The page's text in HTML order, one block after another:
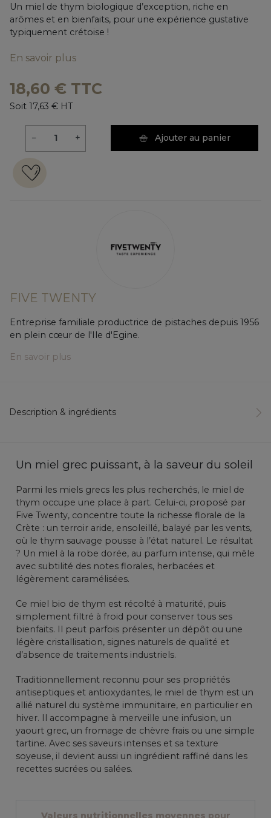
Un miel de thym biologique d’exception, riche en
arômes et en bienfaits, pour une expérience gustative
typiquement crétoise !
En savoir plus
18,60 € TTC
Soit 17,63 € HT
− + Ajouter au panier
FIVE TWENTY
Entreprise familiale productrice de pistaches depuis 1956
en plein cœur de l'Ile d'Egine.
En savoir plus
Description & ingrédients
Un miel grec puissant, à la saveur du soleil
Parmi les miels grecs les plus recherchés, le miel de
thym occupe une place à part. Celui-ci, proposé par
Five Twenty, concentre toute la richesse florale de la
Crète : un terroir aride, ensoleillé, balayé par les vents,
où le thym sauvage pousse à l’état naturel. Le résultat
? Un miel à la robe dorée, au parfum intense, qui mêle
avec subtilité des notes florales, herbacées et
légèrement caramélisées.
Ce miel bio de thym est récolté à maturité, puis
simplement filtré à froid pour conserver tous ses
bienfaits. Il peut parfois présenter un dépôt ou une
légère cristallisation, signes naturels de qualité et
d’absence de traitements industriels.
Traditionnellement reconnu pour ses propriétés
antiseptiques et antioxydantes, le miel de thym est un
allié naturel du système immunitaire, en particulier en
hiver. Il accompagne à merveille une infusion, un
yaourt grec, un fromage de chèvre frais ou une simple
tartine. Avec ses saveurs intenses et sa texture
soyeuse, il devient aussi un ingrédient raffiné dans les
recettes sucrées ou salées.
Valeurs nutritionnelles moyennes pour